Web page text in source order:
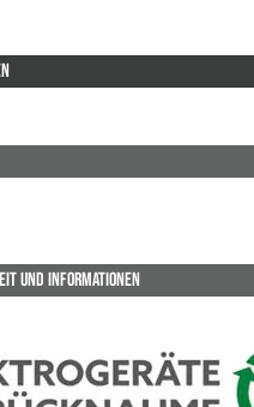
UND INFORMATIONEN